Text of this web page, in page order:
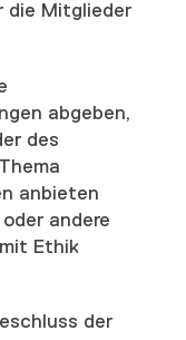
die Mitglieder
abgeben,
des
anbieten
andere
Ethik
der